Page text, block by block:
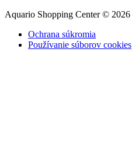
Aquario Shopping Center © 2026
Ochrana súkromia
Používanie súborov cookies